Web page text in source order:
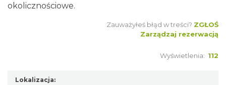
okolicznościowe.
Zauważyłeś błąd w treści? ZGŁOŚ
Zarządzaj rezerwacją
Wyświetlenia: 112
Lokalizacja: